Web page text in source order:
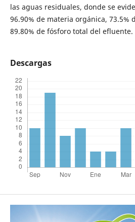
las aguas residuales, donde se
96.90% de materia orgánica, 73.5%
89.80% de fósforo total del efluente.
Descargas